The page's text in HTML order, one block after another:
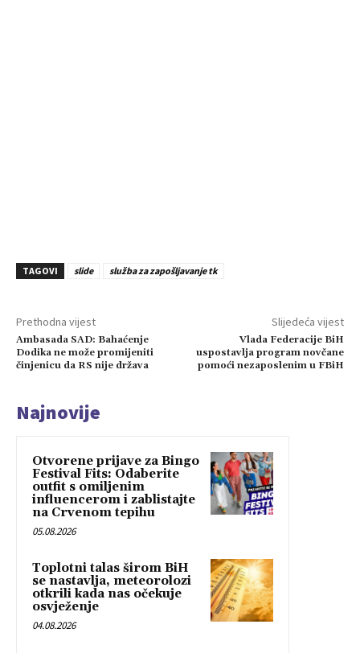
TAGOVI slide služba za zapošljavanje tk
Prethodna vijest
Ambasada SAD: Bahaćenje
Dodika ne može promijeniti
činjenicu da RS nije država
Slijedeća vijest
Vlada Federacije BiH
uspostavlja program novčane
pomoći nezaposlenim u FBiH
Najnovije
Otvorene prijave za Bingo
Festival Fits: Odaberite
outfit s omiljenim
influencerom i zablistajte
na Crvenom tepihu
05.08.2026
Toplotni talas širom BiH
se nastavlja, meteorolozi
otkrili kada nas očekuje
osvježenje
04.08.2026